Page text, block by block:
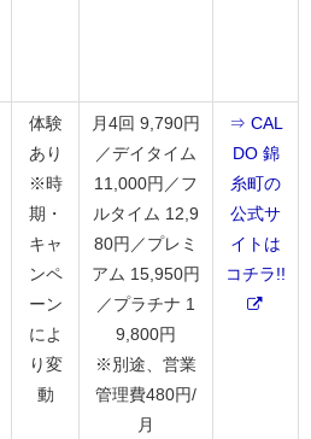
体験
あり
※時
期・
キャ
ンペ
ーン
によ
り変
動
月4回 9,790円
／デイタイム
11,000円／フ
ルタイム 12,9
80円／プレミ
アム 15,950円
／プラチナ 1
9,800円
※別途、営業
管理費480円/
月
⇒ CAL
DO 錦
糸町の
公式サ
イトは
コチラ!!